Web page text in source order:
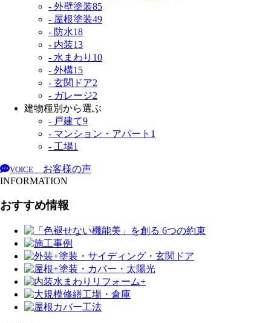
- 外壁塗装85
- 屋根塗装49
- 防水18
- 内装13
- 水まわり 10
- 外構15
- 玄関ドア2
- ガレージ2
建物種別から選ぶ
- 戸建て9
- マンション・アパート 1
- 工場1
VOICE
お客様の声
INFORMATION
おすすめ情報